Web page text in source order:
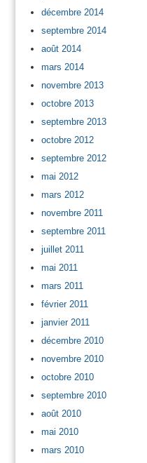
décembre 2014
septembre 2014
août 2014
mars 2014
novembre 2013
octobre 2013
septembre 2013
octobre 2012
septembre 2012
mai 2012
mars 2012
novembre 2011
septembre 2011
juillet 2011
mai 2011
mars 2011
février 2011
janvier 2011
décembre 2010
novembre 2010
octobre 2010
septembre 2010
août 2010
mai 2010
mars 2010